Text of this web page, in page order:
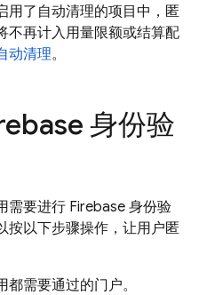
用了自动清理的项目中，匿
不再计入用量限额或结算配
动清理。
身份验
需要进行 Firebase 身份验
按以下步骤操作，让用户匿
需要通过的门户。